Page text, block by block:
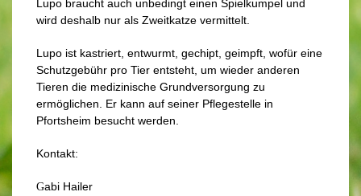
Lupo braucht auch unbedingt einen Spielkumpel und
wird deshalb nur als Zweitkatze vermittelt.
Lupo ist kastriert, entwurmt, gechipt, geimpft, wofür eine
Schutzgebühr pro Tier entsteht, um wieder anderen
Tieren die medizinische Grundversorgung zu
ermöglichen. Er kann auf seiner Pflegestelle in
Pfortsheim besucht werden.
Kontakt:
Gabi Hailer